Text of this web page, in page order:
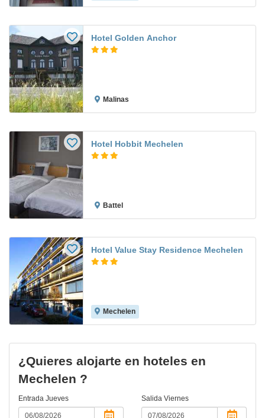
Hotel Golden Anchor
Malinas
Hotel Hobbit Mechelen
Battel
Hotel Value Stay Residence Mechelen
Mechelen
¿Quieres alojarte en hoteles en
Mechelen ?
Entrada Jueves Salida Viernes